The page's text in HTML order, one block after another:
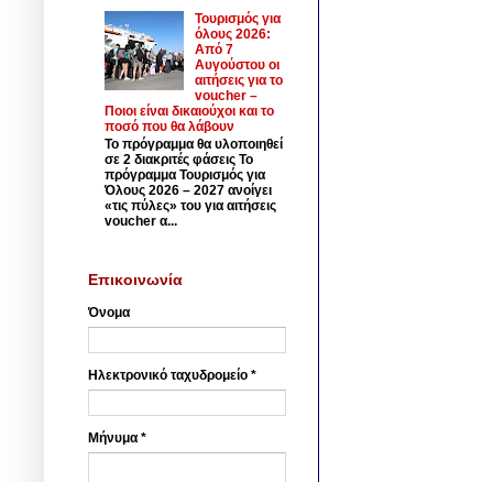
Τουρισμός για
όλους 2026:
Από 7
Αυγούστου οι
αιτήσεις για το
voucher –
Ποιοι είναι δικαιούχοι και το
ποσό που θα λάβουν
Το πρόγραμμα θα υλοποιηθεί
σε 2 διακριτές φάσεις Το
πρόγραμμα Τουρισμός για
Όλους 2026 – 2027 ανοίγει
«τις πύλες» του για αιτήσεις
voucher α...
Επικοινωνία
Όνομα
Ηλεκτρονικό ταχυδρομείο *
Μήνυμα *